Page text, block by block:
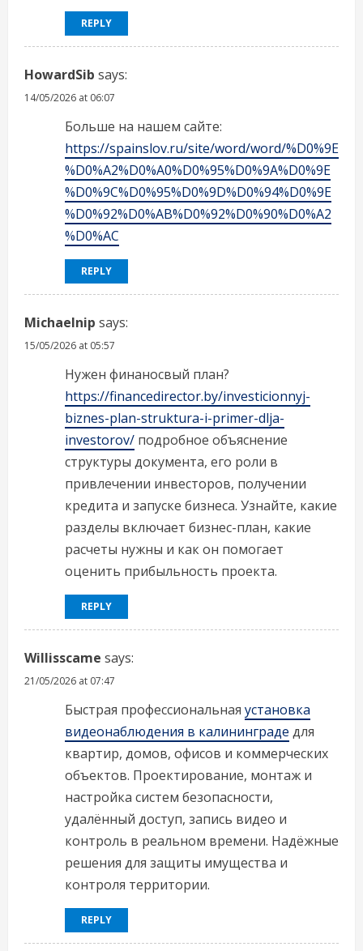
REPLY
HowardSib says:
14/05/2026 at 06:07
Больше на нашем сайте:
https://spainslov.ru/site/word/word/%D0%9E
%D0%A2%D0%A0%D0%95%D0%9A%D0%9E
%D0%9C%D0%95%D0%9D%D0%94%D0%9E
%D0%92%D0%AB%D0%92%D0%90%D0%A2
%D0%AC
REPLY
Michaelnip says:
15/05/2026 at 05:57
Нужен финаносвый план?
https://financedirector.by/investicionnyj-
biznes-plan-struktura-i-primer-dlja-
investorov/ подробное объяснение
структуры документа, его роли в
привлечении инвесторов, получении
кредита и запуске бизнеса. Узнайте, какие
разделы включает бизнес-план, какие
расчеты нужны и как он помогает
оценить прибыльность проекта.
REPLY
Willisscame says:
21/05/2026 at 07:47
Быстрая профессиональная установка
видеонаблюдения в калининграде для
квартир, домов, офисов и коммерческих
объектов. Проектирование, монтаж и
настройка систем безопасности,
удалённый доступ, запись видео и
контроль в реальном времени. Надёжные
решения для защиты имущества и
контроля территории.
REPLY